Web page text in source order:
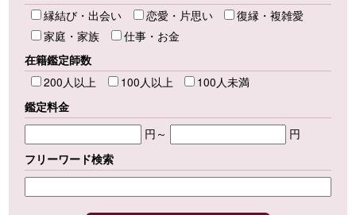
縁結び・出会い
恋愛・片思い
復縁・複雑愛
家庭・家族
仕事・お金
在籍鑑定師数
200人以上
100人以上
100人未満
鑑定料金
円～
円
フリーワード検索